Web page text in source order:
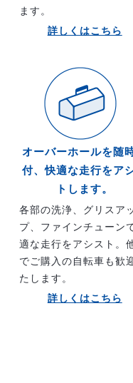
ます。
詳しくはこちら
オーバーホールを随
付、快適な走行をア
トします。
各部の洗浄、グリスア
プ、ファインチューン
適な走行をアシスト。
でご購入の自転車も歓
たします。
詳しくはこちら